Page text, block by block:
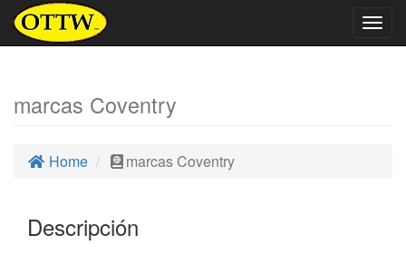
marcas Coventry
Home marcas Coventry
Descripción